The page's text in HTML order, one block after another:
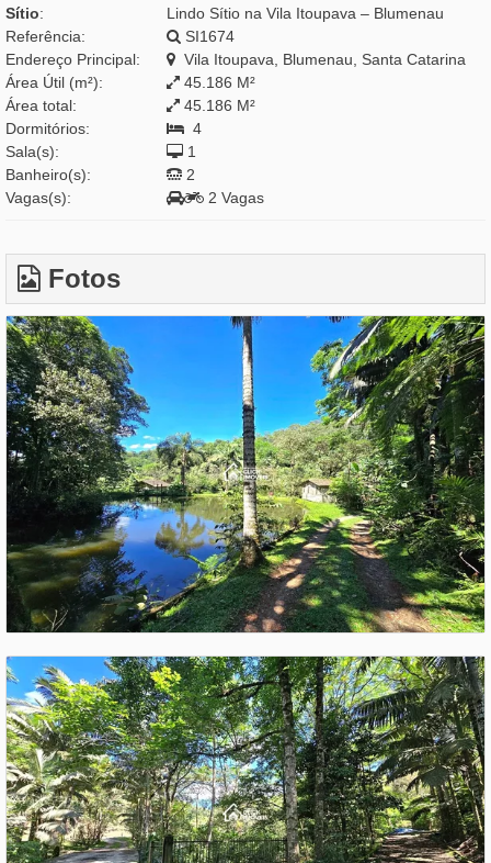
Sítio:
Lindo Sítio na Vila Itoupava – Blumenau
Referência:
SI1674
Endereço Principal:
Vila Itoupava, Blumenau, Santa Catarina
Área Útil (m²):
45.186 M²
Área total:
45.186 M²
Dormitórios:
4
Sala(s):
1
Banheiro(s):
2
Vagas(s):
2 Vagas
Fotos